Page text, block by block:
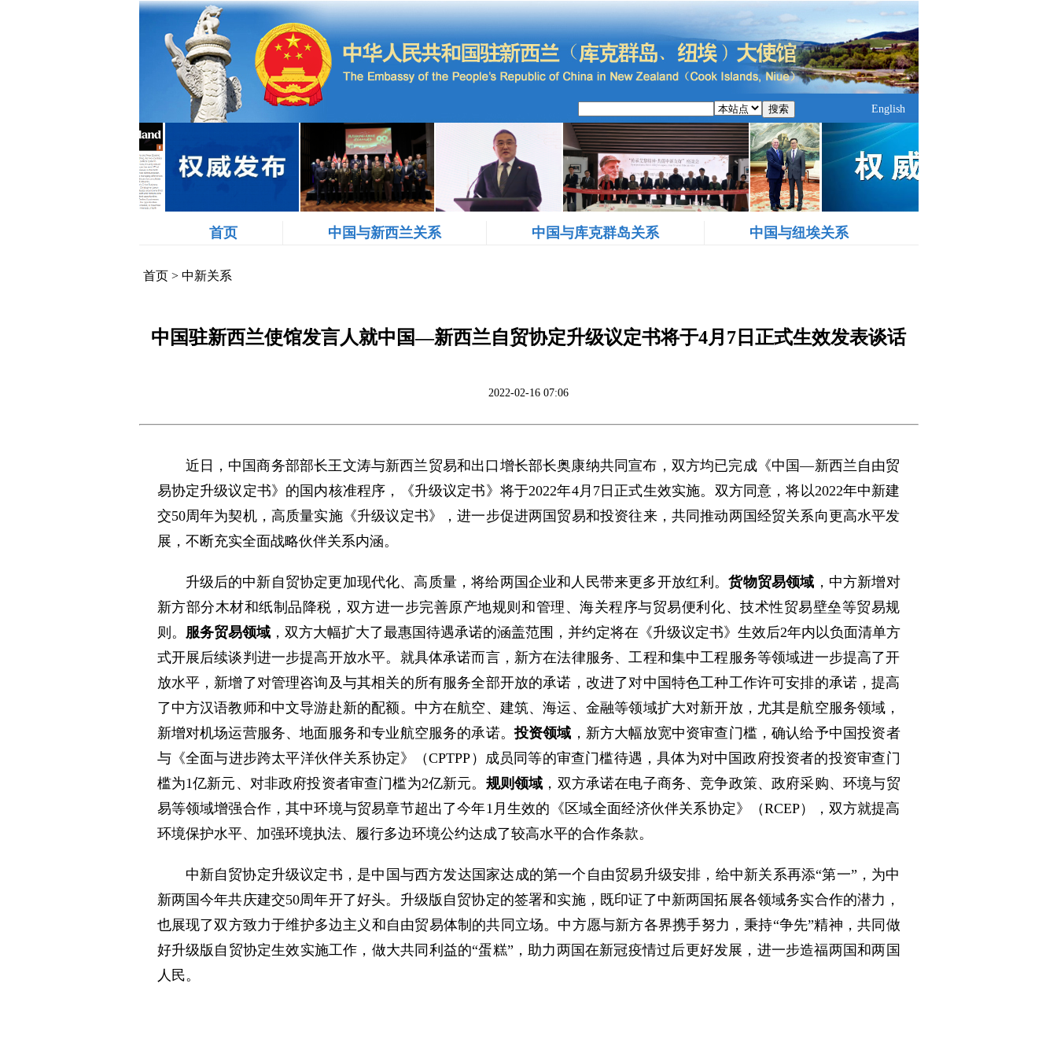
搜索 English
首页 中国与新西兰关系 中国与库克群岛关系 中国与纽埃关系
首页> 中新关系
中国驻新西兰使馆发言人就中国—新西兰自贸协定升级议定书将于4月7日正式生效发表谈话
2022-02-16 07:06
近日，中国商务部部长王文涛与新西兰贸易和出口增长部长奥康纳共同宣布，双方均已完成《中国—新西兰自由贸
易协定升级议定书》的国内核准程序，《升级议定书》将于2022年4月7日正式生效实施。双方同意，将以2022年中新建
交50周年为契机，高质量实施《升级议定书》，进一步促进两国贸易和投资往来，共同推动两国经贸关系向更高水平发
展，不断充实全面战略伙伴关系内涵。
升级后的中新自贸协定更加现代化、高质量，将给两国企业和人民带来更多开放红利。货物贸易领域 ，中方新增对
新方部分木材和纸制品降税，双方进一步完善原产地规则和管理、海关程序与贸易便利化、技术性贸易壁垒等贸易规
则。 服务贸易领域，双方大幅扩大了最惠国待遇承诺的涵盖范围，并约定将在《升级议定书》生效后2年内以负面清单方
式开展后续谈判进一步提高开放水平。就具体承诺而言，新方在法律服务、工程和集中工程服务等领域进一步提高了开
放水平，新增了对管理咨询及与其相关的所有服务全部开放的承诺，改进了对中国特色工种工作许可安排的承诺，提高
了中方汉语教师和中文导游赴新的配额。中方在航空、建筑、海运、金融等领域扩大对新开放，尤其是航空服务领域，
新增对机场运营服务、地面服务和专业航空服务的承诺。投资领域 ，新方大幅放宽中资审查门槛，确认给予中国投资者
与《全面与进步跨太平洋伙伴关系协定》（CPTPP）成员同等的审查门槛待遇，具体为对中国政府投资者的投资审查门
槛为1亿新元、对非政府投资者审查门槛为2亿新元。 规则领域 ，双方承诺在电子商务、竞争政策、政府采购、环境与贸
易等领域增强合作，其中环境与贸易章节超出了今年1月生效的《区域全面经济伙伴关系协定》（RCEP），双方就提高
环境保护水平、加强环境执法、履行多边环境公约达成了较高水平的合作条款。
中新自贸协定升级议定书，是中国与西方发达国家达成的第一个自由贸易升级安排，给中新关系再添“第一”，为中
新两国今年共庆建交50周年开了好头。升级版自贸协定的签署和实施，既印证了中新两国拓展各领域务实合作的潜力，
也展现了双方致力于维护多边主义和自由贸易体制的共同立场。中方愿与新方各界携手努力，秉持“争先”精神，共同做
好升级版自贸协定生效实施工作，做大共同利益的“蛋糕”，助力两国在新冠疫情过后更好发展，进一步造福两国和两国
人民。